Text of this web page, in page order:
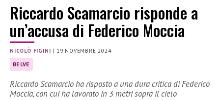
Riccardo Scamarcio risponde a
un’accusa di Federico Moccia
NICOLÒ FIGINI | 19 NOVEMBRE 2024
BELVE
Riccardo Scamarcio ha risposto a una dura critica di Federico
Moccia, con cui ha lavorato in 3 metri sopra il cielo